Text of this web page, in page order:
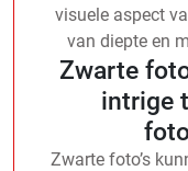
visuele aspect
van diepte en
Zwarte
intrige
Zwarte foto’s